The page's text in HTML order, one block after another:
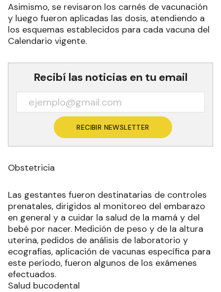
Asimismo, se revisaron los carnés de vacunación
y luego fueron aplicadas las dosis, atendiendo a
los esquemas establecidos para cada vacuna del
Calendario vigente.
Recibí las noticias en tu email
RECIBIR NEWSLETTER
Obstetricia
Las gestantes fueron destinatarias de controles
prenatales, dirigidos al monitoreo del embarazo
en general y a cuidar la salud de la mamá y del
bebé por nacer. Medición de peso y de la altura
uterina, pedidos de análisis de laboratorio y
ecografías, aplicación de vacunas específica para
este período, fueron algunos de los exámenes
efectuados.
Salud bucodental